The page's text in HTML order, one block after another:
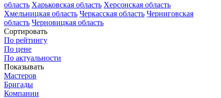
область Харьковская область Херсонская область
Хмельницкая область Черкасская область Черниговская
область Черновицкая область
Сортировать
По рейтингу
По цене
По актуальности
Показывать
Мастеров
Бригады
Компании